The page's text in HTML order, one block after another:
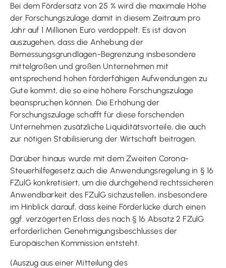
Bei dem Fördersatz von 25 % wird die maximale Höhe
der Forschungszulage damit in diesem Zeitraum pro
Jahr auf 1 Millionen Euro verdoppelt. Es ist davon
auszugehen, dass die Anhebung der
Bemessungsgrundlagen-Begrenzung insbesondere
mittelgroßen und großen Unternehmen mit
entsprechend hohen förderfähigen Aufwendungen zu
Gute kommt, die so eine höhere Forschungszulage
beanspruchen können. Die Erhöhung der
Forschungszulage schafft für diese forschenden
Unternehmen zusätzliche Liquiditätsvorteile, die auch
zur nötigen Stabilisierung der Wirtschaft beitragen.
Darüber hinaus wurde mit dem Zweiten Corona-
Steuerhilfegesetz auch die Anwendungsregelung in § 16
FZulG konkretisiert, um die durchgehend rechtssicheren
Anwendbarkeit des FZulG sichzustellen, insbesondere
im Hinblick darauf, dass keine Förderlücke durch einen
ggf. verzögerten Erlass des nach § 16 Absatz 2 FZulG
erforderlichen Genehmigungsbeschlusses der
Europäischen Kommission entsteht.
(Auszug aus einer Mitteilung des